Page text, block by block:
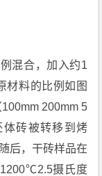
混合，加入约1
材料的比例如图
200mm 5
体砖被转移到烤
后，干砖样品在
摄氏度